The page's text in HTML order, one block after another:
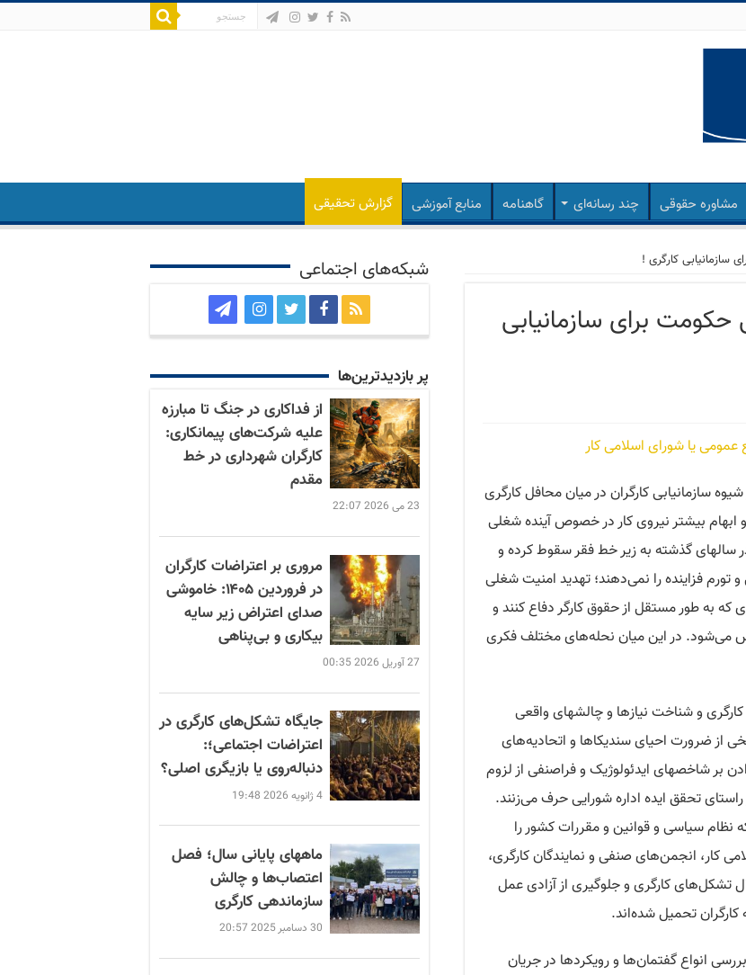
مشاوره حقوقی چند رسانه‌ای گاهنامه منابع آموزشی گزارش تحقیقی
سازمانیابی کارگری !
حکومت برای سازمانیابی
عمومی یا شورای اسلامی کار
بر سر شیوه سازمانیابی کارگران در میان محافل کارگری
ابهام بیشتر نیروی کار در خصوص آینده شغلی
سالهای گذشته به زیر خط فقر سقوط کرده و
فزاینده را نمی‌دهند؛ تهدید امنیت شغلی
که به طور مستقل از حقوق کارگر دفاع کنند و
می‌شود. در این میان نحله‌های مختلف فکری
و شناخت نیازها و چالشهای واقعی
از ضرورت احیای سندیکاها و اتحادیه‌های
بر شاخصهای ایدئولوژیک و فراصنفی از لزوم
تحقق ایده اداره شورایی حرف می‌زنند.
نظام سیاسی و قوانین و مقررات کشور را
کار، انجمن‌های صنفی و نمایندگان کارگری،
تشکل‌های کارگری و جلوگیری از آزادی عمل
کارگران تحمیل شده‌اند.
انواع گفتمان‌ها و رویکردها در جریان
شبکه‌های اجتماعی
پر بازدید‌ترین‌ها
از فداکاری در جنگ تا مبارزه
علیه شرکت‌های پیمانکاری:
کارگران شهرداری در خط
مقدم
23 می 2026 22:07
مروری بر اعتراضات کارگران
در فروردین ۱۴۰۵: خاموشی
صدای اعتراض زیر سایه
بیکاری و بی‌پناهی
27 آوریل 2026 00:35
جایگاه تشکل‌های کارگری در
اعتراضات اجتماعی؛:
دنباله‌روی یا بازیگری اصلی؟
4 ژانویه 2026 19:48
ماههای پایانی سال؛ فصل
اعتصاب‌ها و چالش
سازماندهی کارگری
30 دسامبر 2025 20:57